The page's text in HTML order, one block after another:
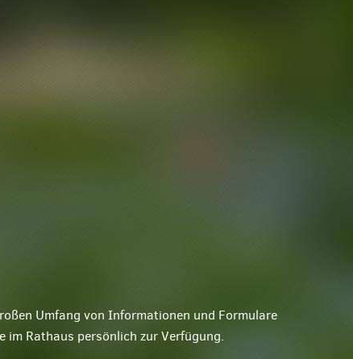
Umfang von Informationen und Formulare
im Rathaus persönlich zur Verfügung.